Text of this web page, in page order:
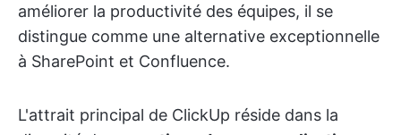
améliorer la productivité des équipes, il se
distingue comme une alternative exceptionnelle
à SharePoint et Confluence.
L'attrait principal de ClickUp réside dans la